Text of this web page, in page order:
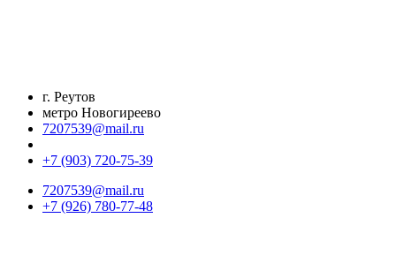
г. Реутов
метро Новогиреево
7207539@mail.ru
+7 (903) 720-75-39
7207539@mail.ru
+7 (926) 780-77-48